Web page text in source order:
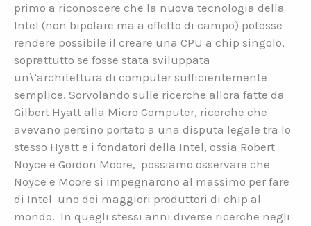
primo a riconoscere che la nuova tecnologia della
Intel (non bipolare ma a effetto di campo) potesse
rendere possibile il creare una CPU a chip singolo,
soprattutto se fosse stata sviluppata
un\’architettura di computer sufficientemente
semplice. Sorvolando sulle ricerche allora fatte da
Gilbert Hyatt alla Micro Computer, ricerche che
avevano persino portato a una disputa legale tra lo
stesso Hyatt e i fondatori della Intel, ossia Robert
Noyce e Gordon Moore, possiamo osservare che
Noyce e Moore si impegnarono al massimo per fare
di Intel uno dei maggiori produttori di chip al
mondo. In quegli stessi anni diverse ricerche negli